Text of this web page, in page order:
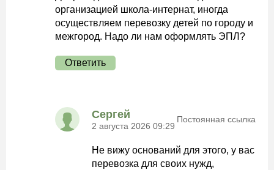
организацией школа-интернат, иногда
осуществляем перевозку детей по городу и
межгород. Надо ли нам оформлять ЭПЛ?
Ответить
Сергей
2 августа 2026 09:29
Постоянная ссылка
Не вижу оснований для этого, у вас
перевозка для своих нужд,